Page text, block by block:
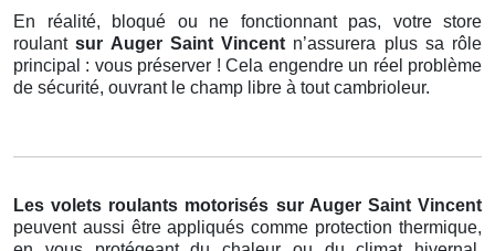
En réalité, bloqué ou ne fonctionnant pas, votre store
roulantsur Auger Saint Vincent n’assurera plus sa rôle
principal : vous préserver ! Cela engendre un réel problème
de sécurité, ouvrant le champ libre à tout cambrioleur.
Les volets roulants motorisés sur Auger Saint Vincent
peuvent aussi être appliqués comme protection thermique,